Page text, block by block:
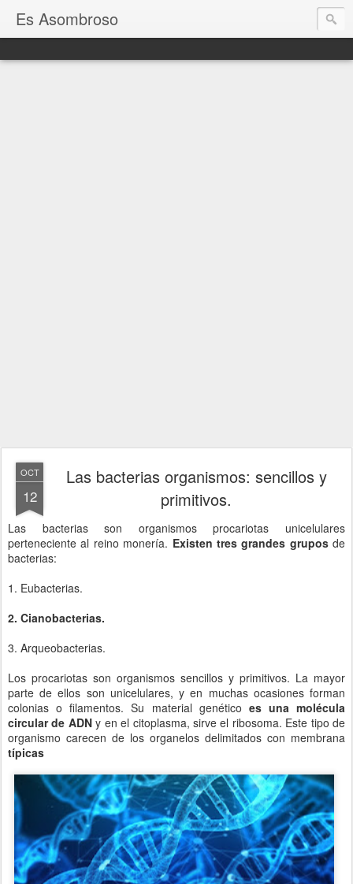
Es Asombroso
OCT
12
Las bacterias organismos: sencillos y
primitivos.
Las bacterias son organismos procariotas unicelulares
perteneciente al reino monería. Existen tres grandes gruposde
bacterias:
1. Eubacterias.
2. Cianobacterias.
3. Arqueobacterias.
Los procariotas son organismos sencillos y primitivos. La mayor
parte de ellos son unicelulares, y en muchas ocasiones forman
colonias o filamentos. Su material genético es una molécula
circular de ADNy en el citoplasma, sirve el ribosoma. Este tipo de
organismo carecen de los organelos delimitados con membrana
típicas